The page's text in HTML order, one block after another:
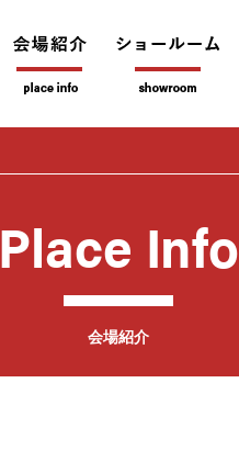
Place Info
会場紹介